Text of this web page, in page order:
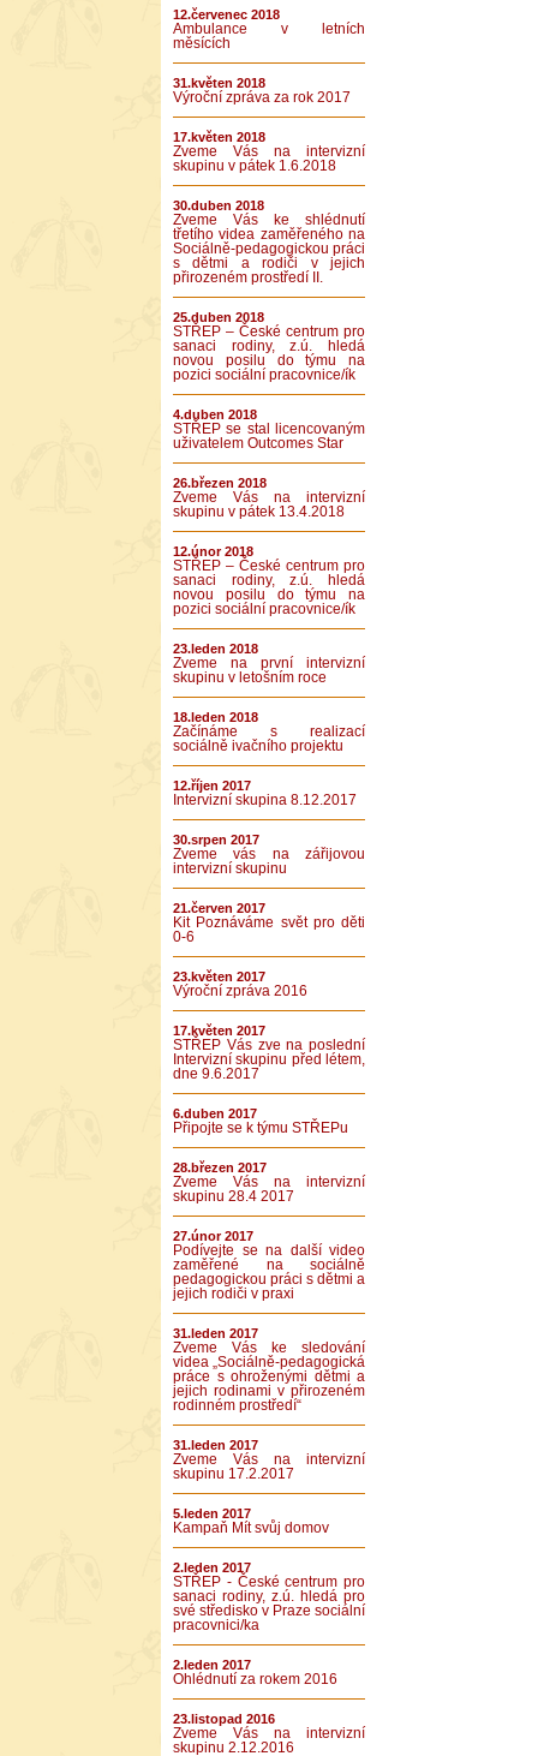
12.červenec 2018
Ambulance v letních
měsících
31.květen 2018
Výroční zpráva za rok 2017
17.květen 2018
Zveme Vás na intervizní
skupinu v pátek 1.6.2018
30.duben 2018
Zveme Vás ke shlédnutí
třetího videa zaměřeného na
Sociálně-pedagogickou práci
s dětmi a rodiči v jejich
přirozeném prostředí II.
25.duben 2018
STŘEP – České centrum pro
sanaci rodiny, z.ú. hledá
novou posilu do týmu na
pozici sociální pracovnice/ík
4.duben 2018
STŘEP se stal licencovaným
uživatelem Outcomes Star
26.březen 2018
Zveme Vás na intervizní
skupinu v pátek 13.4.2018
12.únor 2018
STŘEP – České centrum pro
sanaci rodiny, z.ú. hledá
novou posilu do týmu na
pozici sociální pracovnice/ík
23.leden 2018
Zveme na první intervizní
skupinu v letošním roce
18.leden 2018
Začínáme s realizací
sociálně ivačního projektu
12.říjen 2017
Intervizní skupina 8.12.2017
30.srpen 2017
Zveme vás na zářijovou
intervizní skupinu
21.červen 2017
Kit Poznáváme svět pro děti
0-6
23.květen 2017
Výroční zpráva 2016
17.květen 2017
STŘEP Vás zve na poslední
Intervizní skupinu před létem,
dne 9.6.2017
6.duben 2017
Připojte se k týmu STŘEPu
28.březen 2017
Zveme Vás na intervizní
skupinu 28.4 2017
27.únor 2017
Podívejte se na další video
zaměřené na sociálně
pedagogickou práci s dětmi a
jejich rodiči v praxi
31.leden 2017
Zveme Vás ke sledování
videa „Sociálně-pedagogická
práce s ohroženými dětmi a
jejich rodinami v přirozeném
rodinném prostředí“
31.leden 2017
Zveme Vás na intervizní
skupinu 17.2.2017
5.leden 2017
Kampaň Mít svůj domov
2.leden 2017
STŘEP - České centrum pro
sanaci rodiny, z.ú. hledá pro
své středisko v Praze sociální
pracovnici/ka
2.leden 2017
Ohlédnutí za rokem 2016
23.listopad 2016
Zveme Vás na intervizní
skupinu 2.12.2016